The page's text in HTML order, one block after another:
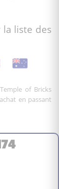
liste des
of Bricks
en passant